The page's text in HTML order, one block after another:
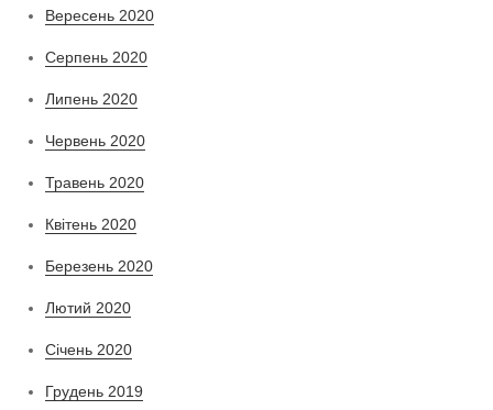
Вересень 2020
Серпень 2020
Липень 2020
Червень 2020
Травень 2020
Квітень 2020
Березень 2020
Лютий 2020
Січень 2020
Грудень 2019